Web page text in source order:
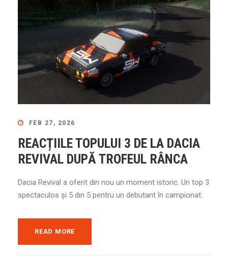
FEB 27, 2026
REACȚIILE TOPULUI 3 DE LA DACIA
REVIVAL DUPĂ TROFEUL RÂNCA
Dacia Revival a oferit din nou un moment istoric. Un top 3
spectaculos și 5 din 5 pentru un debutant în campionat.
READ MORE